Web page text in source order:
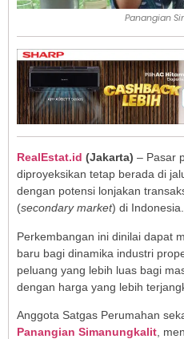
Panangian
RealEstat.id (Jakarta) – Pasar
diproyeksikan tetap berada di
dengan potensi lonjakan
(secondary market) di Indonesia.
Perkembangan ini dinilai dapat
baru bagi dinamika industri
peluang yang lebih luas bagi
dengan harga yang lebih
Anggota Satgas Perumahan
Panangian Simanungkalit ,